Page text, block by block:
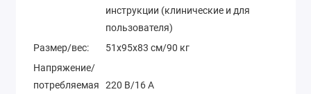
инструкции (клинические и для
пользователя)
Размер/вес:
51х95х83 см/90 кг
Напряжение/
потребляемая
220 В/16 А